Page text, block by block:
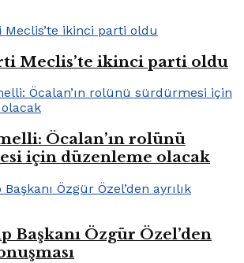
Meclis’te ikinci parti oldu
Öcalan’ın rolünü
için düzenleme olacak
Başkanı Özgür Özel’den